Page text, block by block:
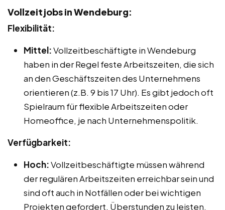
Vollzeitjobs in Wendeburg:
Flexibilität:
Mittel:Vollzeitbeschäftigte in Wendeburg
haben in der Regel feste Arbeitszeiten, die sich
an den Geschäftszeiten des Unternehmens
orientieren (z.B. 9 bis 17 Uhr). Es gibt jedoch oft
Spielraum für flexible Arbeitszeiten oder
Homeoffice, je nach Unternehmenspolitik.
Verfügbarkeit:
Hoch:Vollzeitbeschäftigte müssen während
der regulären Arbeitszeiten erreichbar sein und
sind oft auch in Notfällen oder bei wichtigen
Projekten gefordert, Überstunden zu leisten.